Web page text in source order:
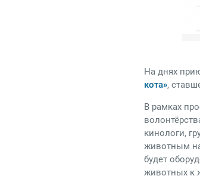
На днях
кота»,
В рамках
кинологи,
животным
будет
животных к